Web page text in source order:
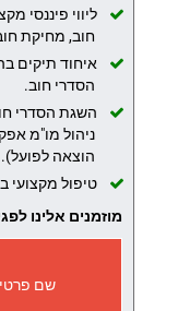
ליווי פיננסי
חוב, מחיקת
איחוד תיקים
הסדרי חוב.
השגת הסדרי
ניהול מו"מ
הוצאה לפועל).
טיפול מקצועי
מוזמנים אלינו
שם